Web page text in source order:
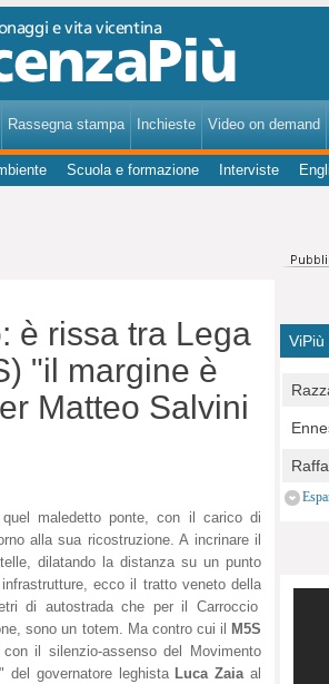
Rassegna stampa Inchieste Video on demand
Scuola e formazione Interviste
è rissa tra Lega
"il margine è
Matteo Salvini
maledetto ponte, con il carico di
alla sua ricostruzione. A incrinare il
dilatando la distanza su un punto
ecco il tratto veneto della
di autostrada che per il Carroccio
sono un totem. Ma contro cui il
M5S
il silenzio-assenso del Movimento
del governatore leghistaLuca Zaiaal
ViPiù
per
E